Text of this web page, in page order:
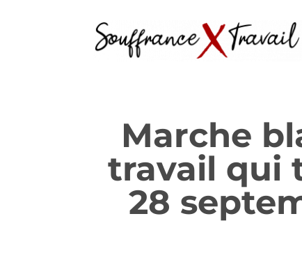
Marche
travail qui
28